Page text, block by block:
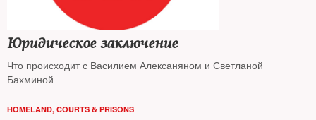
Юридическое заключение
Что происходит с Василием Алексаняном и Светланой
Бахминой
HOMELAND, COURTS & PRISONS